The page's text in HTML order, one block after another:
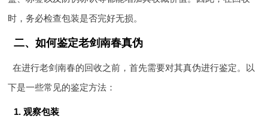
时，务必检查包装是否完好无损。
二、如何鉴定老剑南春真伪
在进行老剑南春的回收之前，首先需要对其真伪进行鉴定。以
下是一些常见的鉴定方法：
1. 观察包装